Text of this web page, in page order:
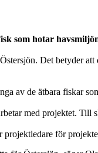
som hotar
Det betyder
av de ätbara fiskar
med projektet. Till
projektledare för